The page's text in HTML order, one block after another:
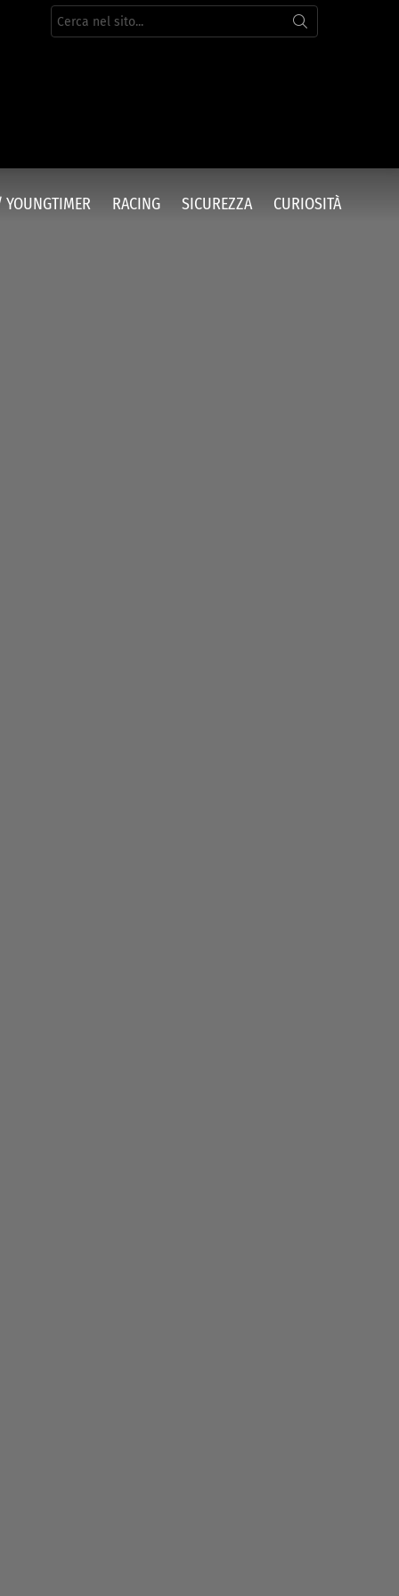
Cerca
per:
YOUNGTIMER RACING SICUREZZA CURIOSITÀ